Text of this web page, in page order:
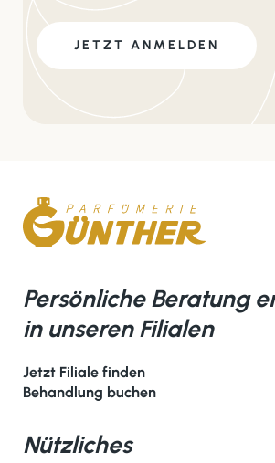
JETZT ANMELDEN
Persönliche Beratung
in unseren Filialen
Jetzt Filiale finden
Behandlung buchen
Nützliches